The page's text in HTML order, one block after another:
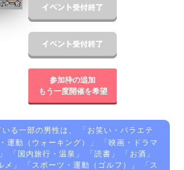
参加枠の追加
もう一度開催を希望
る一部の男性は、 「お笑い・バラエテ
運動（ウォーキング） 」 「映画・ドラマ
」 「国内旅行・温泉 」 「読書 」 「お酒 」
メ 」 「 スポーツ・運動（ゴルフ） 」 「 ス